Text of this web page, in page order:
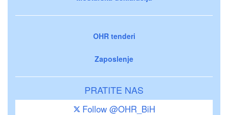
OHR tenderi
Zaposlenje
PRATITE NAS
Follow @OHR_BiH